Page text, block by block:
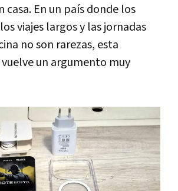
En un país donde los
viajes largos y las jornadas
no son rarezas, esta
un argumento muy